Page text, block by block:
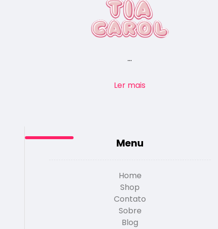
...
Ler mais
Menu
Home
Shop
Contato
Sobre
Blog